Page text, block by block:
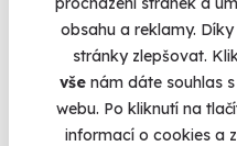
obsahu a reklamy.
stránky zlepšovat.
vše nám dáte souhlas
webu. Po kliknutí na
informací o cookies a
Mladý muž/mladá žena
Teenager/Teenagerka
Třicátník/třicátnice
Ještě není v důchodu/V